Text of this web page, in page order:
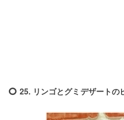
25. リンゴとグミデザートの